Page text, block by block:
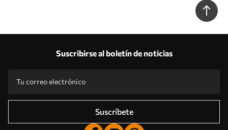
Suscribirse al boletín de noticias
Suscríbete